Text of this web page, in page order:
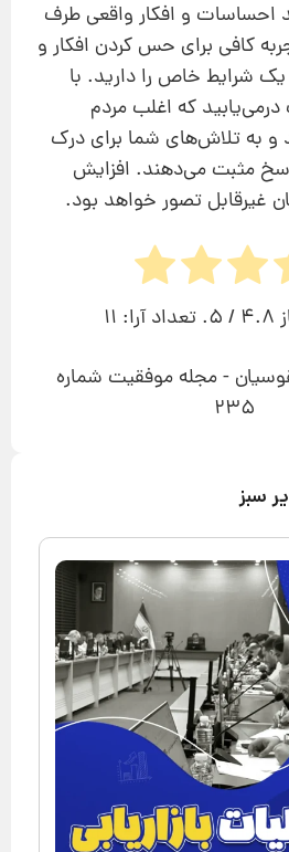
احساسات و افکار واقعی طرف
کافی برای حس کردن افکار و
شرایط خاص را دارید. با
که اغلب مردم
و به تلاش‌های شما برای درک
مثبت می‌دهند. افزایش
غیرقابل‌ تصور خواهد بود.
4.8 / 5. تعداد آرا:
11
- مجله موفقیت شماره
235
سبز